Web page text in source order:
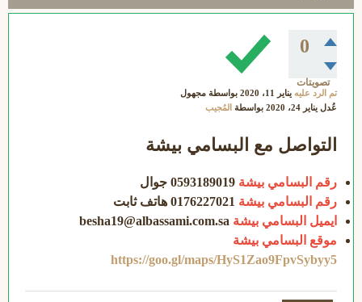
0
تصويتات
تم الرد عليه يناير 11، 2020 بواسطة مجهول
عُدل يناير 24، 2020 بواسطة المُجيب
التواصل مع البسامي بيشة
رقم البسامي بيشة 0593189019 جوال
رقم البسامي بيشة 0176227021 هاتف ثابت
ايميل البسامي بيشة besha19@albassami.com.sa
موقع البسامي بيشة
https://goo.gl/maps/HyS1Zao9FpvSybyy5